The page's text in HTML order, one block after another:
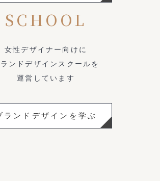
SCHOOL
女性デザイナー向けに
ンドデザインスクールを
運営しています
ランドデザインを学ぶ